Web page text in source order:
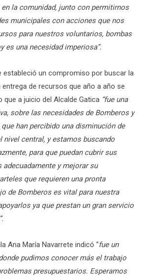
la comunidad, junto con permitirnos
municipales con acciones que nos
para nuestros voluntarios, bombas
es una necesidad imperiosa”.
estableció un compromiso por buscar la
de recursos que año a año se
que a juicio del Alcalde Gatica “fue una
sobre las necesidades de Bomberos y
han percibido una disminución de
nivel central, y estamos buscando
para que puedan cubrir sus
y mejorar su
que requieren una pronta
de Bomberos es vital para nuestra
ya que prestan un gran servicio
Ana María Navarrete indicó “fue un
pudimos conocer más el trabajo
presupuestarios. Esperamos